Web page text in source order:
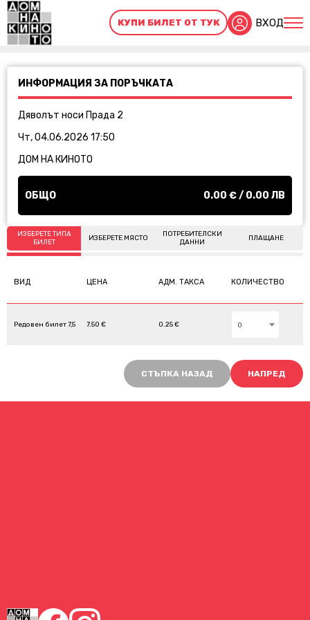
КУПИ БИЛЕТ ОТ ТУК ВХОД
ИНФОРМАЦИЯ ЗА ПОРЪЧКАТА
Дяволът носи Прада 2
Чт, 04.06.2026 17:50
ДОМ НА КИНОТО
ОБЩО 0.00 € / 0.00 ЛВ
ИЗБЕРЕТЕ ТИПА
БИЛЕТ
ИЗБЕРЕТЕ МЯСТО
ПОТРЕБИТЕЛСКИ
ДАННИ
ПЛАЩАНЕ
ВИД ЦЕНА АДМ. ТАКСА КОЛИЧЕСТВО
Редовен билет 7,5 7.50 € 0.25 € 0
СТЪПКА НАЗАД НАПРЕД